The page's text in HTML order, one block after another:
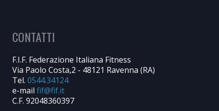
CONTATTI
F.I.F. Federazione Italiana Fitness
Via Paolo Costa,2 - 48121 Ravenna (RA)
Tel. 0544.34124
e-mail
C.F. 92048360397